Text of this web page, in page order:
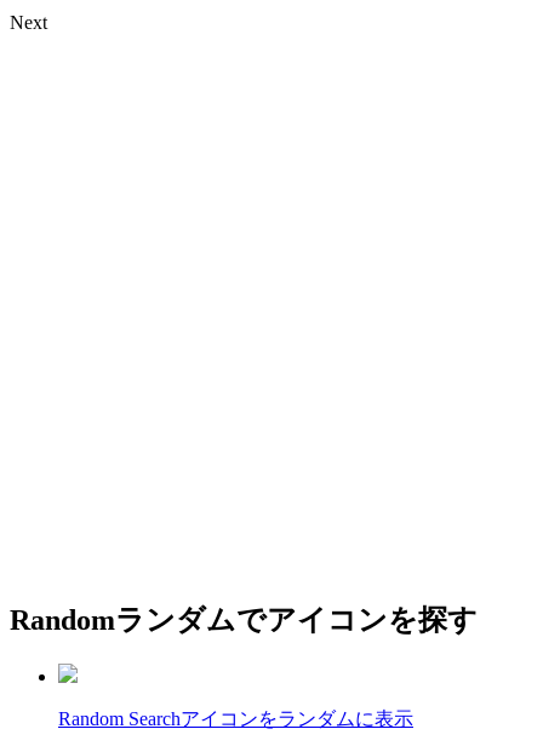
Next
Randomランダムでアイコンを探す
Random Searchアイコンをランダムに表示